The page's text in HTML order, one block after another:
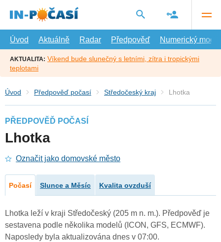
hlavní
Úvod
Aktuálně Radar Předpověď Numerický model
AKTUALITA: Víkend bude slunečný s letními, zítra i tropickými
teplotami
Úvod Předpověď počasí Středočeský kraj Lhotka
PŘEDPOVĚĎ POČASÍ
Lhotka
Označit jako domovské město
Počasí Slunce a Měsíc Kvalita ovzduší
Lhotka leží v kraji Středočeský (205 m n. m.). Předpověď je
sestavena podle několika modelů (ICON, GFS, ECMWF).
Naposledy byla aktualizována dnes v 07:00.